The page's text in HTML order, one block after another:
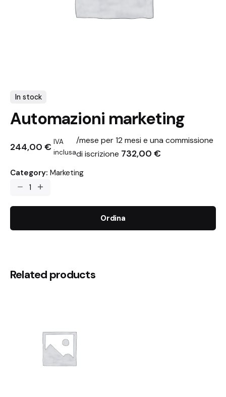
In stock
Automazioni marketing
244,00 € IVA
inclusa
/mese per 12 mesi e una commissione
di iscrizione 732,00 €
Category: Marketing
Ordina
Related products